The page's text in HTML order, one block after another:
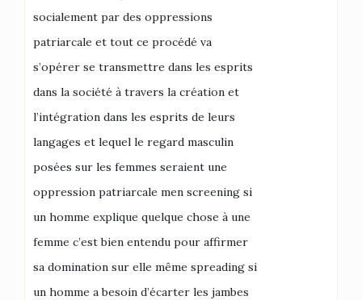
socialement par des oppressions
patriarcale et tout ce procédé va
s’opérer se transmettre dans les esprits
dans la société à travers la création et
l’intégration dans les esprits de leurs
langages et lequel le regard masculin
posées sur les femmes seraient une
oppression patriarcale men screening si
un homme explique quelque chose à une
femme c’est bien entendu pour affirmer
sa domination sur elle même spreading si
un homme a besoin d’écarter les jambes